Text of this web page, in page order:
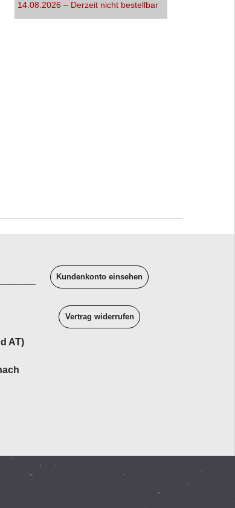
14.08.2026 – Derzeit nicht bestellbar
AT)
Kundenkonto einsehen
Vertrag widerrufen